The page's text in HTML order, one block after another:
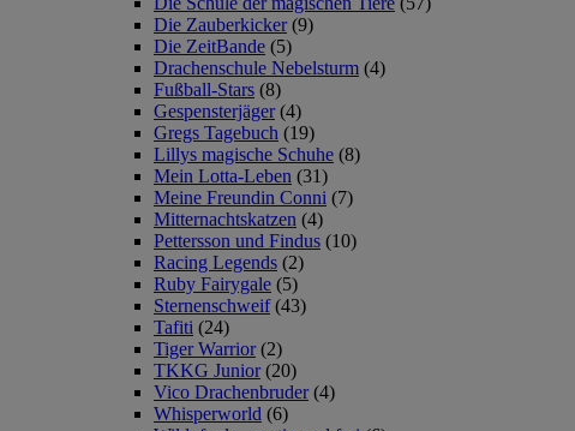
Die Zauberkicker (9)
Die ZeitBande (5)
Drachenschule Nebelsturm (4)
Fußball-Stars (8)
Gespensterjäger (4)
Gregs Tagebuch (19)
Lillys magische Schuhe (8)
Mein Lotta-Leben (31)
Meine Freundin Conni (7)
Mitternachtskatzen (4)
Pettersson und Findus (10)
Racing Legends (2)
Ruby Fairygale (5)
Sternenschweif (43)
Tafiti (24)
Tiger Warrior (2)
TKKG Junior (20)
Vico Drachenbruder (4)
Whisperworld (6)